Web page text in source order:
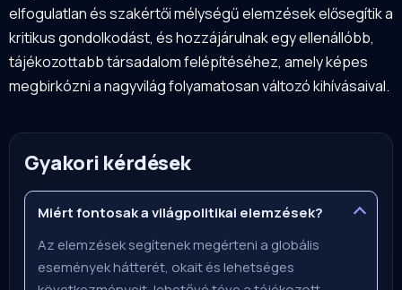
elfogulatlan és szakértői mélységű elemzések elősegítik a
kritikus gondolkodást, és hozzájárulnak egy ellenállóbb,
tájékozottabb társadalom felépítéséhez, amely képes
megbirkózni a nagyvilág folyamatosan változó kihívásaival.
Gyakori kérdések
Miért fontosak a világpolitikai elemzések?
Az elemzések segítenek megérteni a globális
események hátterét, okait és lehetséges